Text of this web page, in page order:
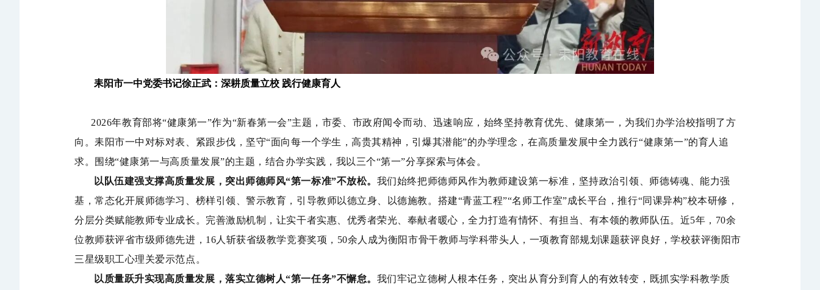
耒阳市一中党委书记徐正武：深耕质量立校 践行健康育人
2026年教育部将“健康第一”作为“新春第一会”主题，市委、市政府闻令而动、迅速响应，始终坚持教育优先、健康第一，为我们办学治校指明了方
向。耒阳市一中对标对表、紧跟步伐，坚守“面向每一个学生，高贵其精神，引爆其潜能”的办学理念，在高质量发展中全力践行“健康第一”的育人追
求。围绕“健康第一与高质量发展”的主题，结合办学实践，我以三个“第一”分享探索与体会。
以队伍建强支撑高质量发展，突出师德师风“第一标准”不放松。 我们始终把师德师风作为教师建设第一标准，坚持政治引领、师德铸魂、能力强
基，常态化开展师德学习、榜样引领、警示教育，引导教师以德立身、以德施教。搭建“青蓝工程”“名师工作室”成长平台，推行“同课异构”校本研修，
分层分类赋能教师专业成长。完善激励机制，让实干者实惠、优秀者荣光、奉献者暖心，全力打造有情怀、有担当、有本领的教师队伍。近5年， 70余
位教师获评省市级师德先进，16人斩获省级教学竞赛奖项，50余人成为衡阳市骨干教师与学科带头人， 一项教育部规划课题获评良好，学校获评衡阳市
三星级职工心理关爱示范点。
以质量跃升实现高质量发展，落实立德树人“第一任务”不懈怠。 我们牢记立德树人根本任务， 突出从育分到育人 的有效转变 ， 既抓实学科教学质